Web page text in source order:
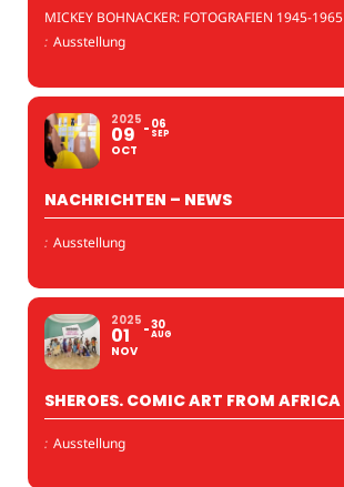
MICKEY BOHNACKER: FOTOGRAFIEN 1945-1965
: Ausstellung
2025
09
OCT
06
SEP
NACHRICHTEN – NEWS
: Ausstellung
2025
01
NOV
30
AUG
SHEROES. COMIC ART FROM AFRICA
: Ausstellung